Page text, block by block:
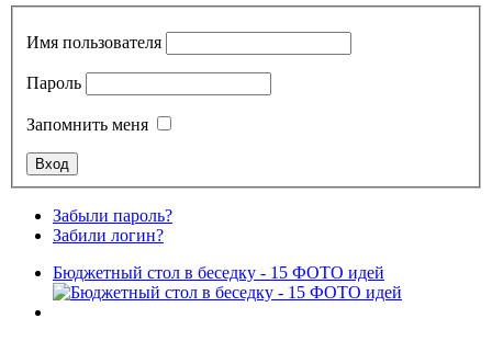
Имя пользователя
Пароль
Запомнить меня
Забыли пароль?
Забили логин?
Бюджетный стол в беседку - 15 ФОТО идей